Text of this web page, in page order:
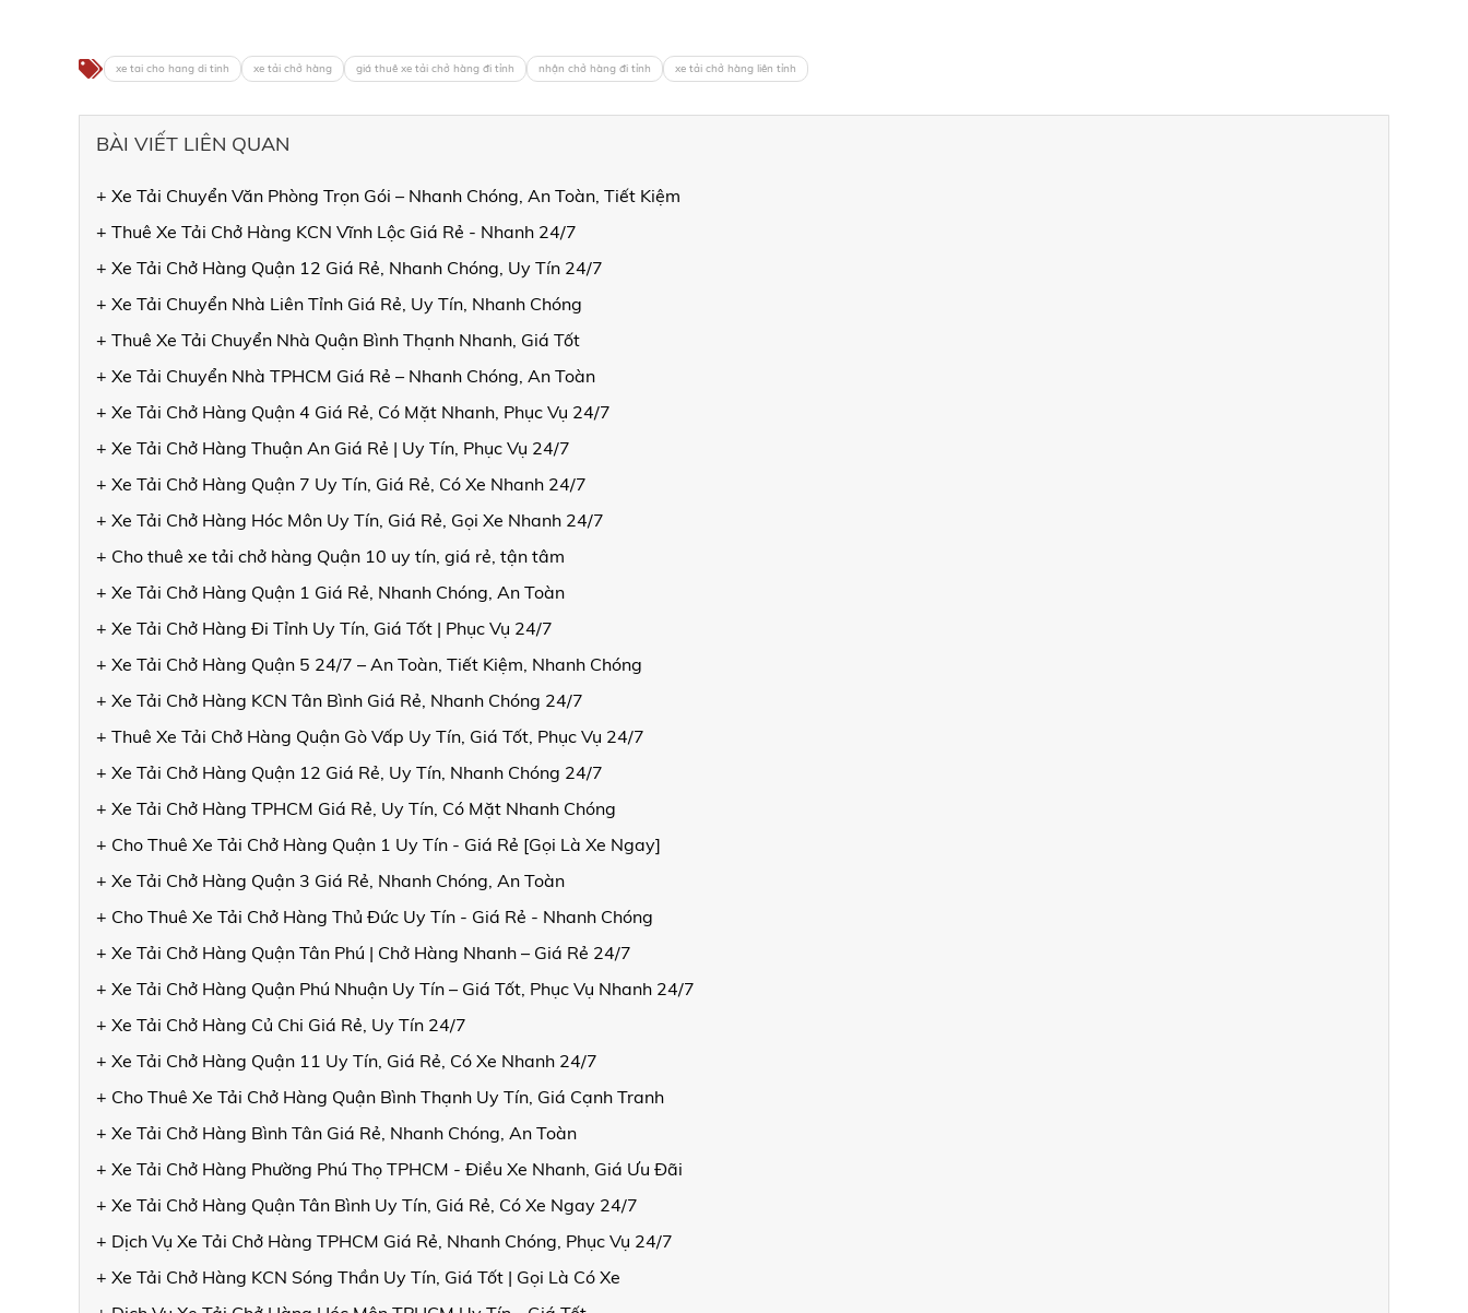
xe tai cho hang di tinh xe tải chở hàng giá thuê xe tải chở hàng đi tỉnh nhận chở hàng đi tỉnh xe tải chở hàng liên tỉnh
BÀI VIẾT LIÊN QUAN
+ Xe Tải Chuyển Văn Phòng Trọn Gói – Nhanh Chóng, An Toàn, Tiết Kiệm
+ Thuê Xe Tải Chở Hàng KCN Vĩnh Lộc Giá Rẻ - Nhanh 24/7
+ Xe Tải Chở Hàng Quận 12 Giá Rẻ, Nhanh Chóng, Uy Tín 24/7
+ Xe Tải Chuyển Nhà Liên Tỉnh Giá Rẻ, Uy Tín, Nhanh Chóng
+ Thuê Xe Tải Chuyển Nhà Quận Bình Thạnh Nhanh, Giá Tốt
+ Xe Tải Chuyển Nhà TPHCM Giá Rẻ – Nhanh Chóng, An Toàn
+ Xe Tải Chở Hàng Quận 4 Giá Rẻ, Có Mặt Nhanh, Phục Vụ 24/7
+ Xe Tải Chở Hàng Thuận An Giá Rẻ | Uy Tín, Phục Vụ 24/7
+ Xe Tải Chở Hàng Quận 7 Uy Tín, Giá Rẻ, Có Xe Nhanh 24/7
+ Xe Tải Chở Hàng Hóc Môn Uy Tín, Giá Rẻ, Gọi Xe Nhanh 24/7
+ Cho thuê xe tải chở hàng Quận 10 uy tín, giá rẻ, tận tâm
+ Xe Tải Chở Hàng Quận 1 Giá Rẻ, Nhanh Chóng, An Toàn
+ Xe Tải Chở Hàng Đi Tỉnh Uy Tín, Giá Tốt | Phục Vụ 24/7
+ Xe Tải Chở Hàng Quận 5 24/7 – An Toàn, Tiết Kiệm, Nhanh Chóng
+ Xe Tải Chở Hàng KCN Tân Bình Giá Rẻ, Nhanh Chóng 24/7
+ Thuê Xe Tải Chở Hàng Quận Gò Vấp Uy Tín, Giá Tốt, Phục Vụ 24/7
+ Xe Tải Chở Hàng Quận 12 Giá Rẻ, Uy Tín, Nhanh Chóng 24/7
+ Xe Tải Chở Hàng TPHCM Giá Rẻ, Uy Tín, Có Mặt Nhanh Chóng
+ Cho Thuê Xe Tải Chở Hàng Quận 1 Uy Tín - Giá Rẻ [Gọi Là Xe Ngay]
+ Xe Tải Chở Hàng Quận 3 Giá Rẻ, Nhanh Chóng, An Toàn
+ Cho Thuê Xe Tải Chở Hàng Thủ Đức Uy Tín - Giá Rẻ - Nhanh Chóng
+ Xe Tải Chở Hàng Quận Tân Phú | Chở Hàng Nhanh – Giá Rẻ 24/7
+ Xe Tải Chở Hàng Quận Phú Nhuận Uy Tín – Giá Tốt, Phục Vụ Nhanh 24/7
+ Xe Tải Chở Hàng Củ Chi Giá Rẻ, Uy Tín 24/7
+ Xe Tải Chở Hàng Quận 11 Uy Tín, Giá Rẻ, Có Xe Nhanh 24/7
+ Cho Thuê Xe Tải Chở Hàng Quận Bình Thạnh Uy Tín, Giá Cạnh Tranh
+ Xe Tải Chở Hàng Bình Tân Giá Rẻ, Nhanh Chóng, An Toàn
+ Xe Tải Chở Hàng Phường Phú Thọ TPHCM - Điều Xe Nhanh, Giá Ưu Đãi
+ Xe Tải Chở Hàng Quận Tân Bình Uy Tín, Giá Rẻ, Có Xe Ngay 24/7
+ Dịch Vụ Xe Tải Chở Hàng TPHCM Giá Rẻ, Nhanh Chóng, Phục Vụ 24/7
+ Xe Tải Chở Hàng KCN Sóng Thần Uy Tín, Giá Tốt | Gọi Là Có Xe